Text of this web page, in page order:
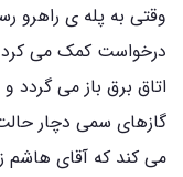
وقتی به پله ی راهرو
درخواست کمک می
اتاق برق باز می گردد
گازهای سمی دچار
می کند که آقای هاشم